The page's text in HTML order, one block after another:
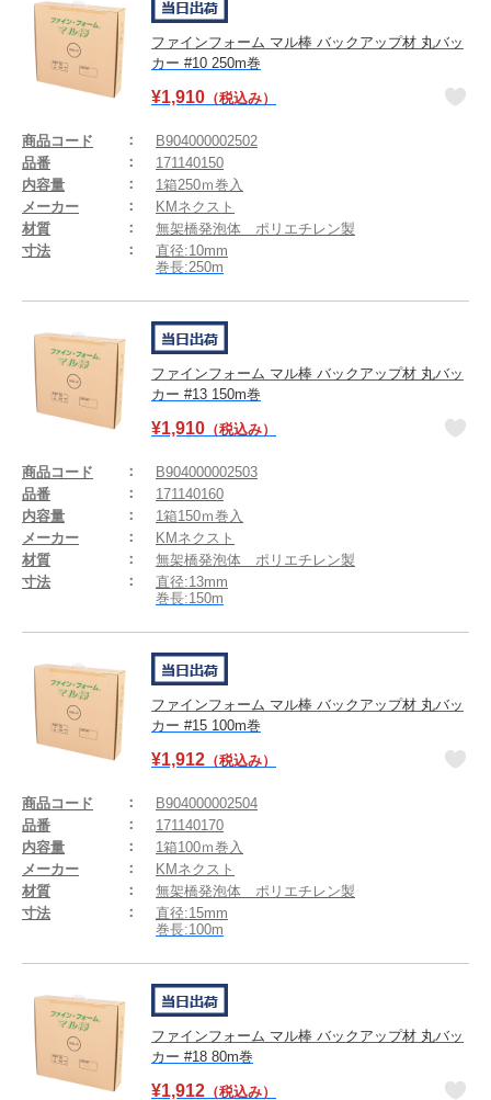
ファインフォーム マル棒 バックアップ材 丸バッ
カー #10 250m巻
¥1,910 （税込み）
商品コード
B904000002502
品番
171140150
内容量
1箱250ｍ巻入
メーカー
KMネクスト
材質
無架橋発泡体 ポリエチレン製
寸法
直径:10mm
巻長:250m
ファインフォーム マル棒 バックアップ材 丸バッ
カー #13 150m巻
¥1,910 （税込み）
商品コード
B904000002503
品番
171140160
内容量
1箱150ｍ巻入
メーカー
KMネクスト
材質
無架橋発泡体 ポリエチレン製
寸法
直径:13mm
巻長:150m
ファインフォーム マル棒 バックアップ材 丸バッ
カー #15 100m巻
¥1,912 （税込み）
商品コード
B904000002504
品番
171140170
内容量
1箱100ｍ巻入
メーカー
KMネクスト
材質
無架橋発泡体 ポリエチレン製
寸法
直径:15mm
巻長:100m
ファインフォーム マル棒 バックアップ材 丸バッ
カー #18 80m巻
¥1,912 （税込み）